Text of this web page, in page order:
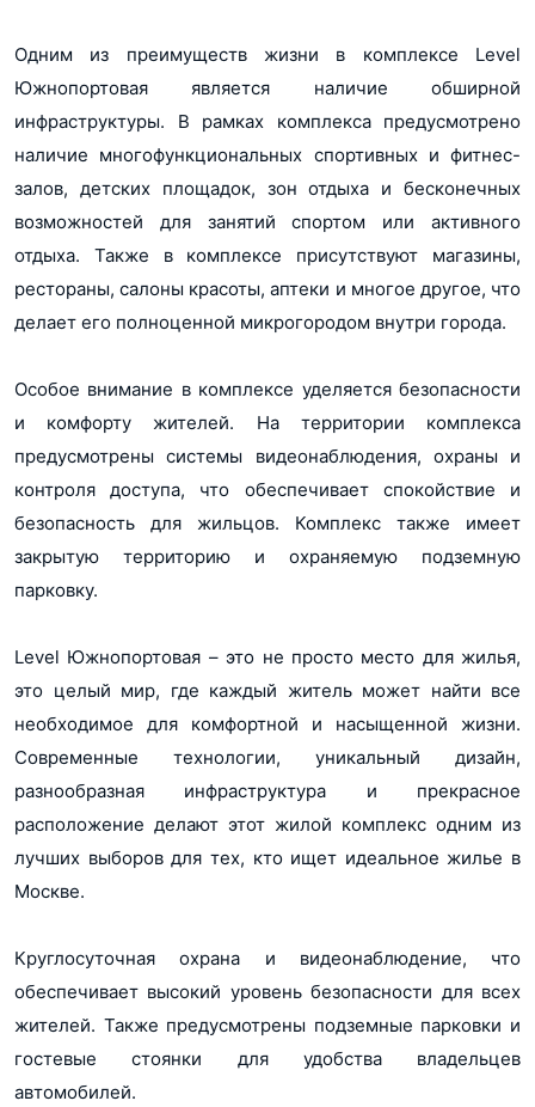
СМП Банк
Всероссийский банк развития регионов
ВТБ
Одним из преимуществ жизни в комплексе Level
Южнопортовая является наличие обширной
инфраструктуры. В рамках комплекса предусмотрено
наличие многофункциональных спортивных и фитнес-
залов, детских площадок, зон отдыха и бесконечных
возможностей для занятий спортом или активного
отдыха. Также в комплексе присутствуют магазины,
рестораны, салоны красоты, аптеки и многое другое, что
делает его полноценной микрогородом внутри города.
Особое внимание в комплексе уделяется безопасности
и комфорту жителей. На территории комплекса
предусмотрены системы видеонаблюдения, охраны и
контроля доступа, что обеспечивает спокойствие и
безопасность для жильцов. Комплекс также имеет
закрытую территорию и охраняемую подземную
парковку.
Level Южнопортовая – это не просто место для жилья,
это целый мир, где каждый житель может найти все
необходимое для комфортной и насыщенной жизни.
Современные технологии, уникальный дизайн,
разнообразная инфраструктура и прекрасное
расположение делают этот жилой комплекс одним из
лучших выборов для тех, кто ищет идеальное жилье в
Москве.
Круглосуточная охрана и видеонаблюдение, что
обеспечивает высокий уровень безопасности для всех
жителей. Также предусмотрены подземные парковки и
гостевые стоянки для удобства владельцев
автомобилей.